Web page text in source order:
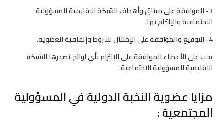
3- الموافقة على ميثاق وأهداف الشبكة الاقليمية للمسؤولية
الاجتماعية والإلتزام بها.
4- التوقيع والموافقة على الإمتثال لشروط وإتفاقية العضوية.
يجب على الأعضاء الموافقة على الإلتزام بأي لوائح تصدرها الشبكة
الاقليمية للمسؤولية الاجتماعية.
مزايا عضوية النخبة الدولية في المسؤولية
المجتمعية :